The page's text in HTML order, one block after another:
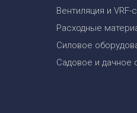
Вентиляция и
Расходные
Силовое
Садовое и дачное